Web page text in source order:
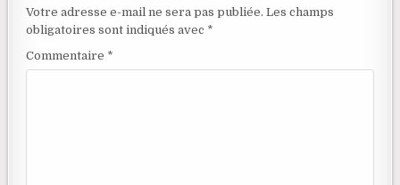
Votre adresse e-mail ne sera pas publiée. Les champs
obligatoires sont indiqués avec *
Commentaire *